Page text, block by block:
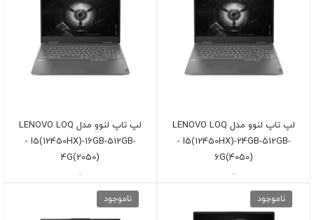
لپ تاپ لنوو مدل LENOVO LOQ
- I5(12450HX)-24GB-512GB-
6G(4050)
-
لپ تاپ لنوو مدل LENOVO LOQ
- I5(12450HX)-16GB-512GB-
4G(2050)
-
ناموجود ناموجود